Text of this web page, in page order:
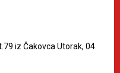
iz Čakovca Utorak, 04.